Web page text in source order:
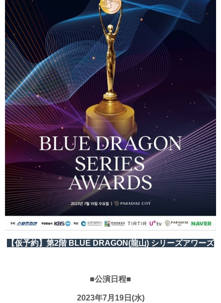
【仮予約】第2階 BLUE DRAGON(龍山) シリーズアワーズ
■公演日程■
2023年7月19日(水)